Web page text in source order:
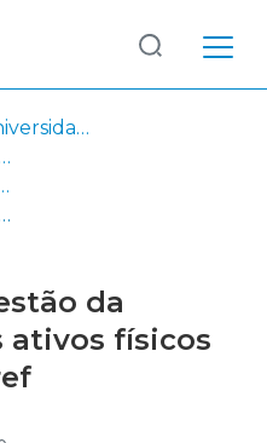
UPCoimbra - Universidade Politécnica de Coimbra
UPCoimbra - ISEC - Instituto Superior de Engenharia de Coimbra
Estágio | Projetos de Investigação
Organização e gestão da manutenção dos ativos físicos do projeto Sonaref
da
ativos físicos